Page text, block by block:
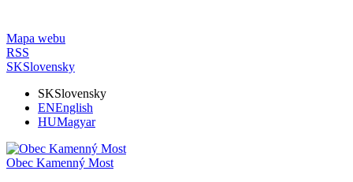
Mapa webu
RSS
SKSlovensky
SKSlovensky
ENEnglish
HUMagyar
Obec Kamenný Most